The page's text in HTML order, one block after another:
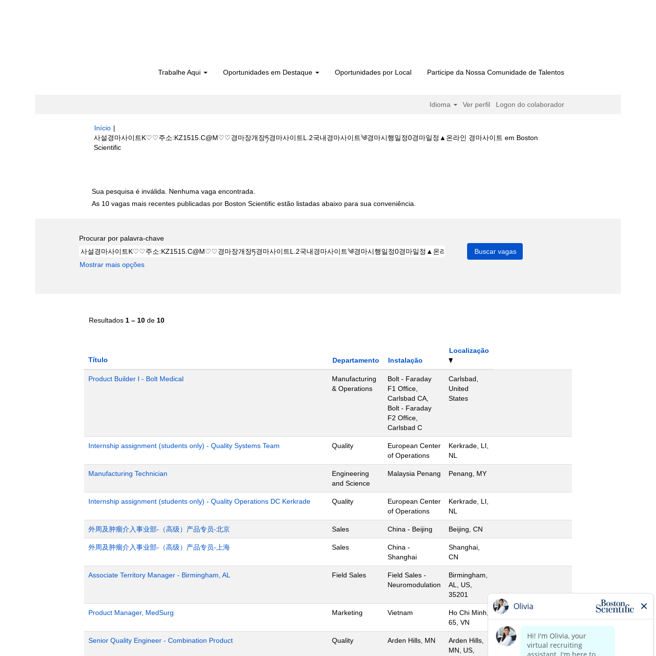
Trabalhe Aqui Oportunidades em Destaque Oportunidades por Local Participe da Nossa Comunidade de Talentos
Idioma Ver perfil Logon do colaborador
Início |
사설경마사이트K♡♡주소:KZ1515.C@M♡♡경마장개장ཏ경마사이트L.2국내경마사이트༄경마시행일정0경마일정▲온라인 경마사이트 em Boston
Scientific(página
Sua pesquisa é inválida. Nenhuma vaga encontrada.
As 10 vagas mais recentes publicadas por Boston Scientific estão listadas abaixo para sua conveniência.
Procurar por palavra-chave
Mostrar mais opções
Resultados 1 – 10 de 10
Título Departamento Instalação
Localização
Product Builder I - Bolt Medical
Manufacturing
& Operations
Bolt - Faraday
F1 Office,
Carlsbad CA,
Bolt - Faraday
F2 Office,
Carlsbad C
Carlsbad,
United
States
Internship assignment (students only) - Quality Systems Team Quality
European Center
of Operations
Kerkrade, LI,
NL
Manufacturing Technician
Engineering
and Science
Malaysia Penang Penang, MY
Internship assignment (students only) - Quality Operations DC Kerkrade Quality
European Center
of Operations
Kerkrade, LI,
NL
外周及肿瘤介入事业部-（高级）产品专员-北京 Sales China - Beijing Beijing, CN
外周及肿瘤介入事业部-（高级）产品专员-上海 Sales
China -
Shanghai
Shanghai,
CN
Associate Territory Manager - Birmingham, AL Field Sales
Field Sales -
Neuromodulation
Birmingham,
AL, US,
35201
Product Manager, MedSurg Marketing Vietnam
Ho Chi Minh,
65, VN
Senior Quality Engineer - Combination Product Quality Arden Hills, MN
Arden Hills,
MN, US,